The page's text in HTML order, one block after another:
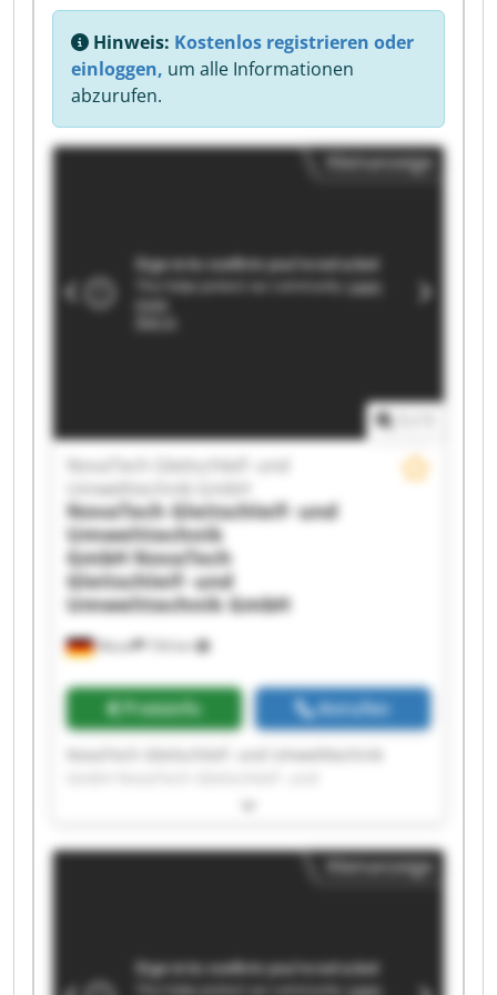
Hinweis: Kostenlos registrieren oder
einloggen, um alle Informationen
abzurufen.
Kleinanzeige
Wesel 734 km
NovaTech Gleitschleif- und
Umwelttechnik GmbH
NovaTech Gleitschleif- und
Umwelttechnik
GmbHNovaTech
Gleitschleif- und
Umwelttechnik GmbH
Preisinfo Anrufen
NovaTech Gleitschleif- und Umwelttechnik
Umwelttechnik GmbH NovaTech Gleitschleif-
Gleitschleif- und Umwelttechnik GmbH
NovaTech Gleitschleif- und Umwelttechnik
Gleitschleif- und Umwelttechnik GmbH
NovaTech Gleitschleif- und Umwelttechnik
Kleinanzeige